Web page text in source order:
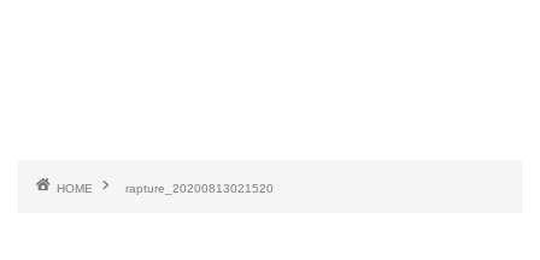
HOME rapture_20200813021520